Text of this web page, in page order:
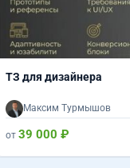
ТЗ для дизайнера
Максим Турмышов
от 39 000 ₽